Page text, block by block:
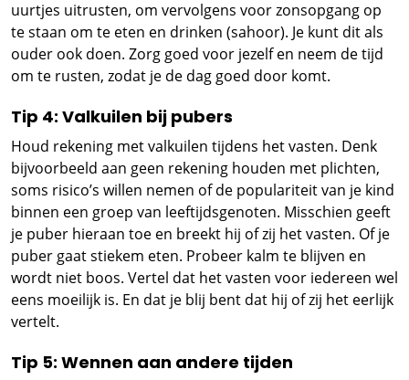
uurtjes uitrusten, om vervolgens voor zonsopgang op
te staan om te eten en drinken (sahoor). Je kunt dit als
ouder ook doen. Zorg goed voor jezelf en neem de tijd
om te rusten, zodat je de dag goed door komt.
Tip 4: Valkuilen bij pubers
Houd rekening met valkuilen tijdens het vasten. Denk
bijvoorbeeld aan geen rekening houden met plichten,
soms risico’s willen nemen of de populariteit van je kind
binnen een groep van leeftijdsgenoten. Misschien geeft
je puber hieraan toe en breekt hij of zij het vasten. Of je
puber gaat stiekem eten. Probeer kalm te blijven en
wordt niet boos. Vertel dat het vasten voor iedereen wel
eens moeilijk is. En dat je blij bent dat hij of zij het eerlijk
vertelt.
Tip 5: Wennen aan andere tijden